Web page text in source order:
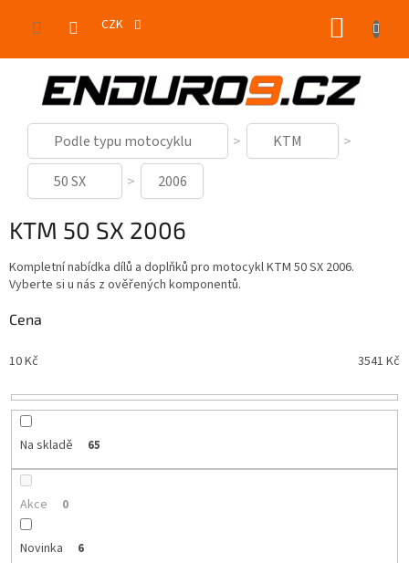
CZK
Podle typu motocyklu
KTM
50 SX
2006
KTM 50 SX 2006
Kompletní nabídka dílů a doplňků pro motocykl KTM 50 SX 2006.
Vyberte si u nás z ověřených komponentů.
Cena
10Kč 3541 Kč
Na skladě 65
Akce 0
Novinka 6